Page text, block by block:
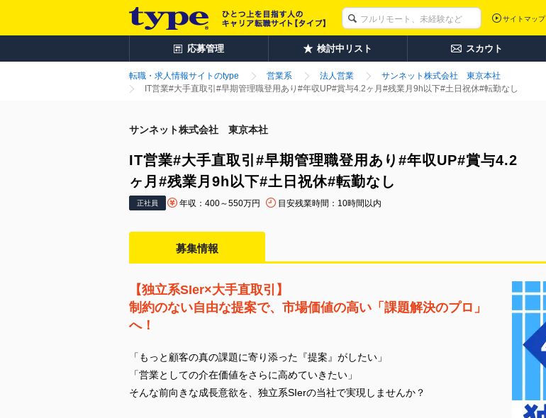
サイトマップ
応募管理 検討中リスト スカウト
転職・求人情報サイトのtype 営業系 法人営業
サンネット株式会社 東京本社
IT営業#大手直取引#早期管理職登用あり#年収UP#賞与4.2ヶ月#残業月9h以下#土日祝休#転勤なし
サンネット株式会社 東京本社
IT営業#大手直取引#早期管理職登用あり#年収UP#賞与4.2
ヶ月#残業月9h以下#土日祝休#転勤なし
正社員 年収：400～550万円 目安残業時間：10時間以内
募集情報
【独立系SIer×大手直取引】
制約のない自由な提案で、市場価値の高い「課題解決のプロ」
へ！
「もっと顧客の真の課題に寄り添った『提案』がしたい」
「営業としての介在価値をさらに高めていきたい」
そんな前向きな成長意欲を、独立系SIerの当社で実現しませんか？